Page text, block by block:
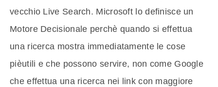
vecchio Live Search. Microsoft lo definisce un
Motore Decisionale perchè quando si effettua
una ricerca mostra immediatamente le cose
pièutili e che possono servire, non come Google
che effettua una ricerca nei link con maggiore